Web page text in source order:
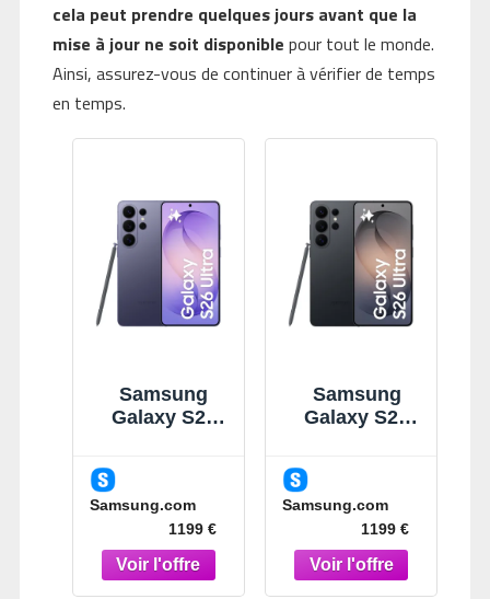
cela peut prendre quelques jours avant que la
mise à jour ne soit disponible pour tout le monde.
Ainsi, assurez-vous de continuer à vérifier de temps
en temps.
Samsung
Galaxy S26
Smartphone
IA Violet
Samsung.com
1199 €
Samsung
Galaxy S26
Smartphone
IA 5G Noir
Samsung.com
1199 €